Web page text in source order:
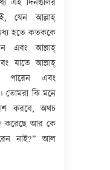
যেন আল্লাহ্‌
হতে কতককে
এবং আল্লাহ্‌
যাতে আল্লাহ্‌
পারেন এবং
তোমরা কি মনে
করবে, অথচ
করেছে আর কে
নাই?” আল